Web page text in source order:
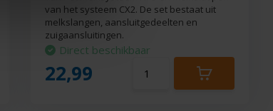
van het systeem CX2. De set bestaat uit
melkslangen, aansluitgedeelten en
zuigaansluitingen.
Direct beschikbaar
22,99